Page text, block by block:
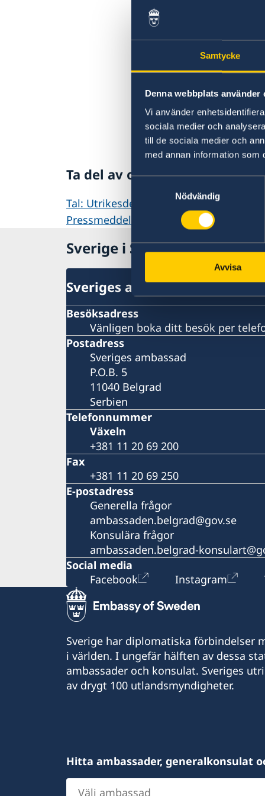
Samtycke
Denna webbplats använder
Vi använder
sociala medier och
till de sociala medier och
med annan information som
Samtyckesval
Nödvändig
Avvisa
Ta del av och läs
Tal: Utrikesdeklarationen på
Pressmeddelande om
Sverige i Serbien
Sveriges ambassad
Besöksadress
Vänligen boka ditt besök per
Postadress
Sveriges ambassad
P.O.B. 5
11040 Belgrad
Serbien
Telefonnummer
Växeln
+381 11 20 69 200
Fax
+381 11 20 69 250
E-postadress
Generella frågor
ambassaden.belgrad@gov.se
Konsulära frågor
ambassaden.belgrad-
Social media
Facebook
Instagram
Sverige har diplomatiska förbindelser
i världen. I ungefär hälften av dessa
ambassader och konsulat. Sveriges
av drygt 100 utlandsmyndigheter.
Hitta ambassader, generalkonsulat
Välj